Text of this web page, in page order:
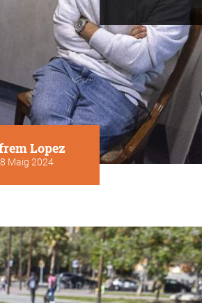
Lopez
8 Maig 2024